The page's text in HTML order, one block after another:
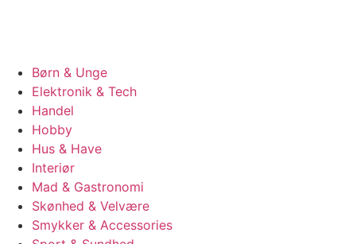
Børn & Unge
Elektronik & Tech
Handel
Hobby
Hus & Have
Interiør
Mad & Gastronomi
Skønhed & Velvære
Smykker & Accessories